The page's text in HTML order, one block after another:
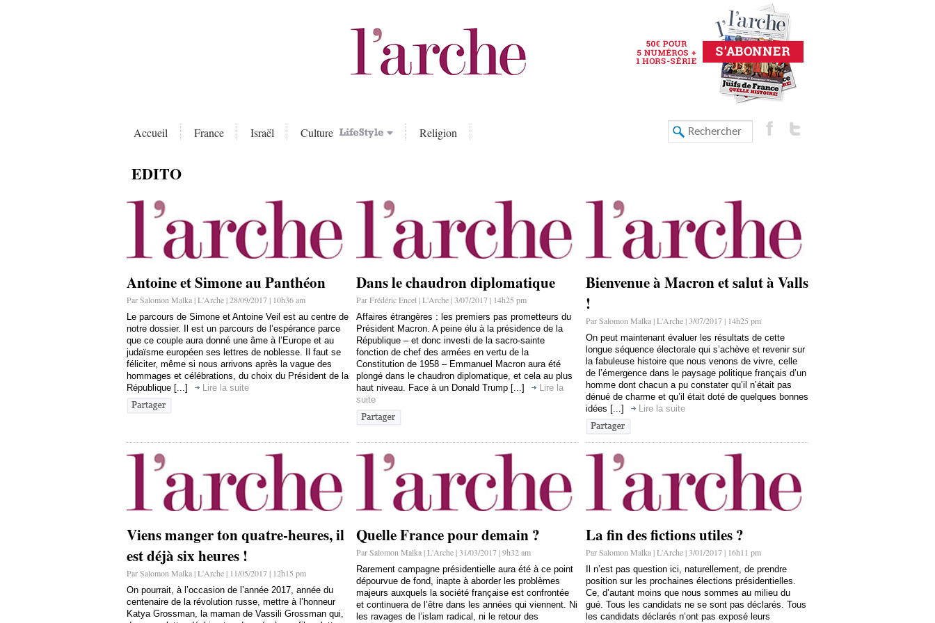
Accueil France Israël Culture Religion
EDITO
Antoine et Simone au Panthéon
Par Salomon Malka | L'Arche | 28/09/2017 | 10h36 am
Le parcours de Simone et Antoine Veil est au centre de
notre dossier. Il est un parcours de l’espérance parce
que ce couple aura donné une âme à l’Europe et au
judaïsme européen ses lettres de noblesse. Il faut se
féliciter, même si nous arrivons après la vague des
hommages et célébrations, du choix du Président de la
République [...]
Lire la suite
Dans le chaudron diplomatique
Par Frédéric Encel | L'Arche | 3/07/2017 | 14h25 pm
Affaires étrangères : les premiers pas prometteurs du
Président Macron. A peine élu à la présidence de la
République – et donc investi de la sacro-sainte
fonction de chef des armées en vertu de la
Constitution de 1958 – Emmanuel Macron aura été
plongé dans le chaudron diplomatique, et cela au plus
haut niveau. Face à un Donald Trump [...]
Lire la
suite
Bienvenue à Macron et salut à Valls
!
Par Salomon Malka | L'Arche | 3/07/2017 | 14h25 pm
On peut maintenant évaluer les résultats de cette
longue séquence électorale qui s’achève et revenir sur
la fabuleuse histoire que nous venons de vivre, celle
de l’émergence dans le paysage politique français d’un
homme dont chacun a pu constater qu’il n’était pas
dénué de charme et qu’il était doté de quelques bonnes
idées [...]
Lire la suite
Viens manger ton quatre-heures, il
est déjà six heures !
Par Salomon Malka | L'Arche | 11/05/2017 | 12h15 pm
On pourrait, à l’occasion de l’année 2017, année du
centenaire de la révolution russe, mettre à l’honneur
Katya Grossman, la maman de Vassili Grossman qui,
Quelle France pour demain ?
Par Salomon Malka | L'Arche | 31/03/2017 | 9h32 am
Rarement campagne présidentielle aura été à ce point
dépourvue de fond, inapte à aborder les problèmes
majeurs auxquels la société française est confrontée
et continuera de l’être dans les années qui viennent. Ni
les ravages de l’islam radical, ni le retour des
La fin des fictions utiles ?
Par Salomon Malka | L'Arche | 3/01/2017 | 16h11 pm
Il n’est pas question ici, naturellement, de prendre
position sur les prochaines élections présidentielles.
Ce, d’autant moins que nous sommes au milieu du
gué. Tous les candidats ne se sont pas déclarés. Tous
les candidats déclarés n’ont pas exposé leurs